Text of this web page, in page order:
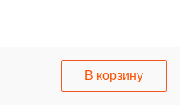
В корзину